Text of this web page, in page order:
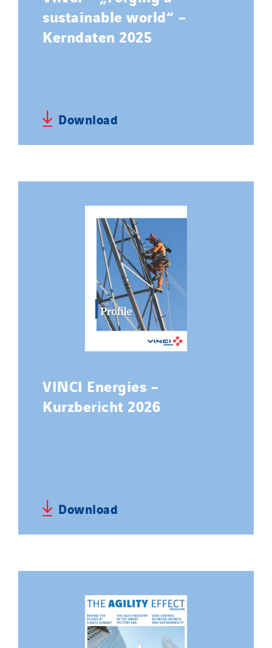
sustainable world“ –
Kerndaten 2025
Download
VINCI Energies –
Kurzbericht 2026
Download